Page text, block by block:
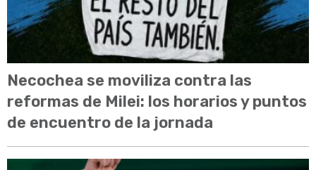
Necochea se moviliza contra las
reformas de Milei: los horarios y puntos
de encuentro de la jornada